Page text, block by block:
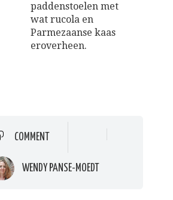
paddenstoelen met
wat rucola en
Parmezaanse kaas
eroverheen.
COMMENT
WENDY PANSE-MOEDT